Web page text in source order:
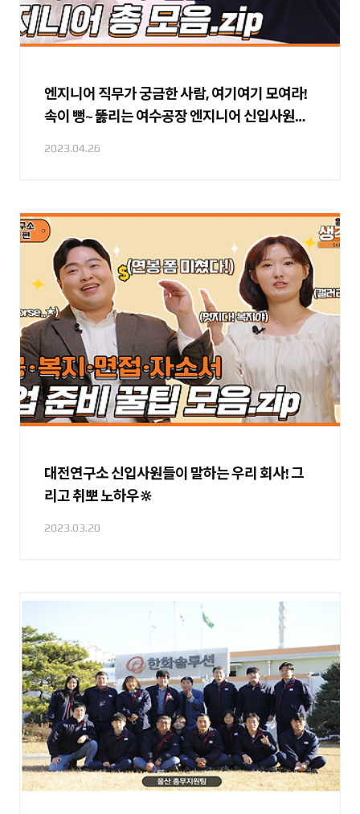
엔지니어 직무가 궁금한 사람, 여기여기 모여라!
속이 뻥~ 뚫리는 여수공장 엔지니어 신입사원들
2023.04.26
대전연구소 신입사원들이 말하는 우리 회사! 그
리고 취뽀 노하우🔆
2023.03.20